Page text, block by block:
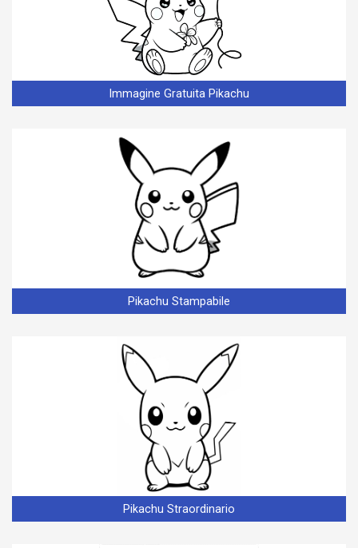
Immagine Gratuita Pikachu
Pikachu Stampabile
Pikachu Straordinario